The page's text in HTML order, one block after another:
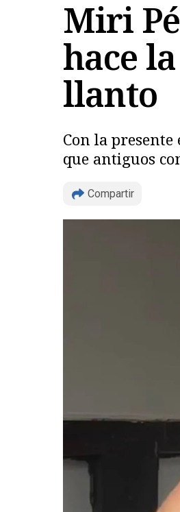
Miri
hace
llanto
Con la
que antiguos
Compartir